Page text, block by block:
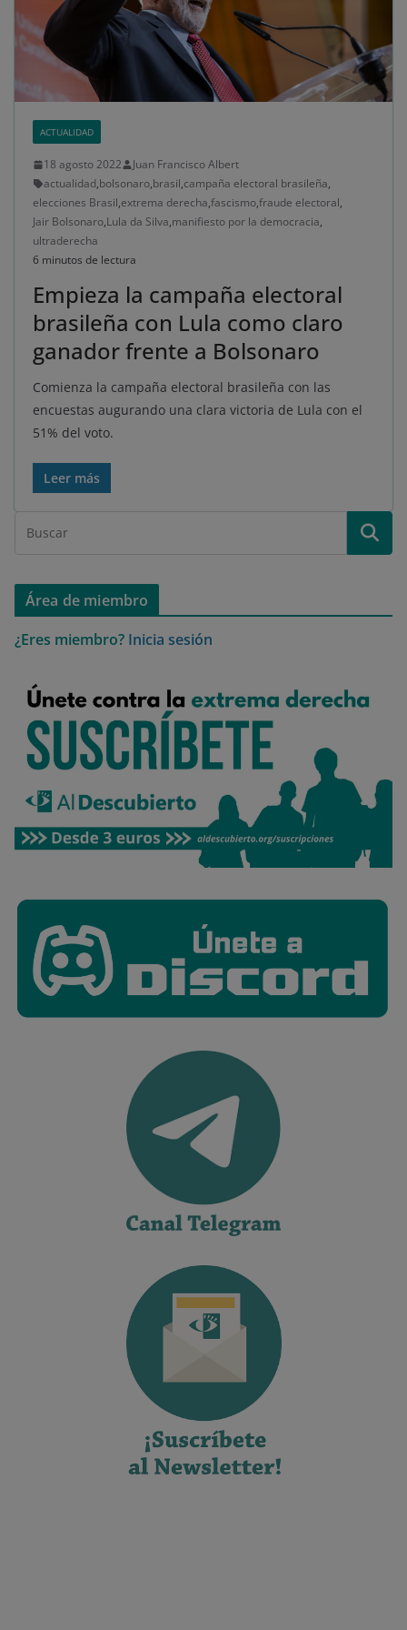
ACTUALIDAD
18 agosto 2022
Juan Francisco Albert
actualidad,bolsonaro,brasil,campaña electoral brasileña,
elecciones Brasil,extrema derecha,fascismo,fraude electoral,
Jair Bolsonaro,Lula da Silva,manifiesto por la democracia,
ultraderecha
6 minutos de lectura
Empieza la campaña electoral
brasileña con Lula como claro
ganador frente a Bolsonaro
Comienza la campaña electoral brasileña con las
encuestas augurando una clara victoria de Lula con el
51% del voto.
Leer más
Área de miembro
¿Eres miembro? Inicia sesión